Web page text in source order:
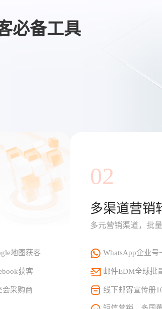
必备工具
地图获客
获客
会采购商
02
多渠道营销
多元营销渠道，批
WhatsApp企业号
邮件EDM全球批
线下邮寄宣传册